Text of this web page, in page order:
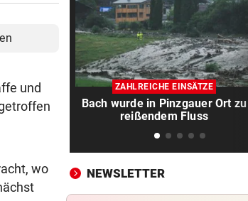
und
wo
Kanzler entschuldigt sich:
Satz ist falsch“
PLÖTZLICH MIT DABEI vor
Thiem überrascht ÖFB-
im Trainingslager
Mann (37) gesteht
in den USA
FRAGE DES TAGES vor
ZAHLREICHE EINSÄTZE
Bach wurde in Pinzgauer Ort zu
reißendem Fluss
NEWSLETTER